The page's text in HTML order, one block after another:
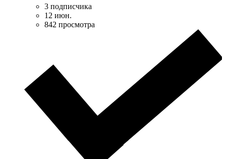
3 подписчика
12 июн.
842 просмотра